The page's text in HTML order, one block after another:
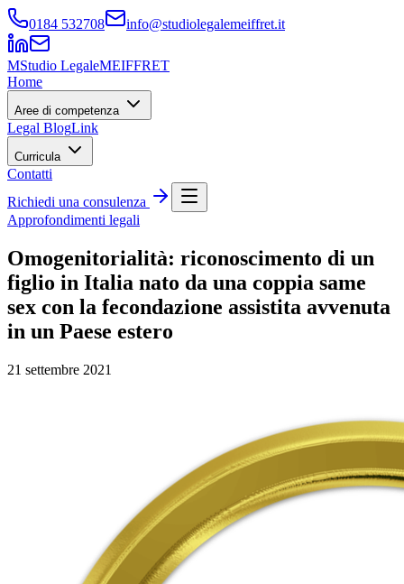
0184 532708 info@studiolegalemeiffret.it
MStudio LegaleMEIFFRET
Home
Aree di competenza
Legal BlogLink
Curricula
Contatti
Richiedi una consulenza
Approfondimenti legali
Omogenitorialità: riconoscimento di un
figlio in Italia nato da una coppia same
sex con la fecondazione assistita avvenuta
in un Paese estero
21 settembre 2021